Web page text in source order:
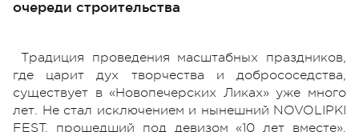
очереди строительства
Традиция проведения масштабных праздников,
где царит дух творчества и добрососедства,
существует в «Новопечерских Ликах» уже много
лет. Не стал исключением и нынешний NOVOLIPKI
FEST, прошедший под девизом «10 лет вместе».